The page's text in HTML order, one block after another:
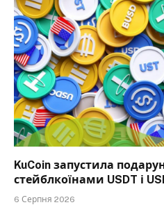
KuCoin запустила
стейблкоїнами USDT і
6 Серпня 2026